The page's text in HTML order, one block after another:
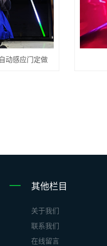
动感应门定做
其他栏目
关于我们
联系我们
在线留言